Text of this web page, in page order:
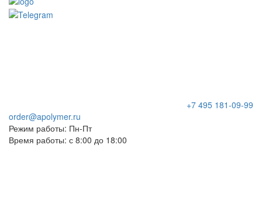
+7 495 181-09-99
order@apolymer.ru
Режим работы: Пн-Пт
Время работы: с 8:00 до 18:00